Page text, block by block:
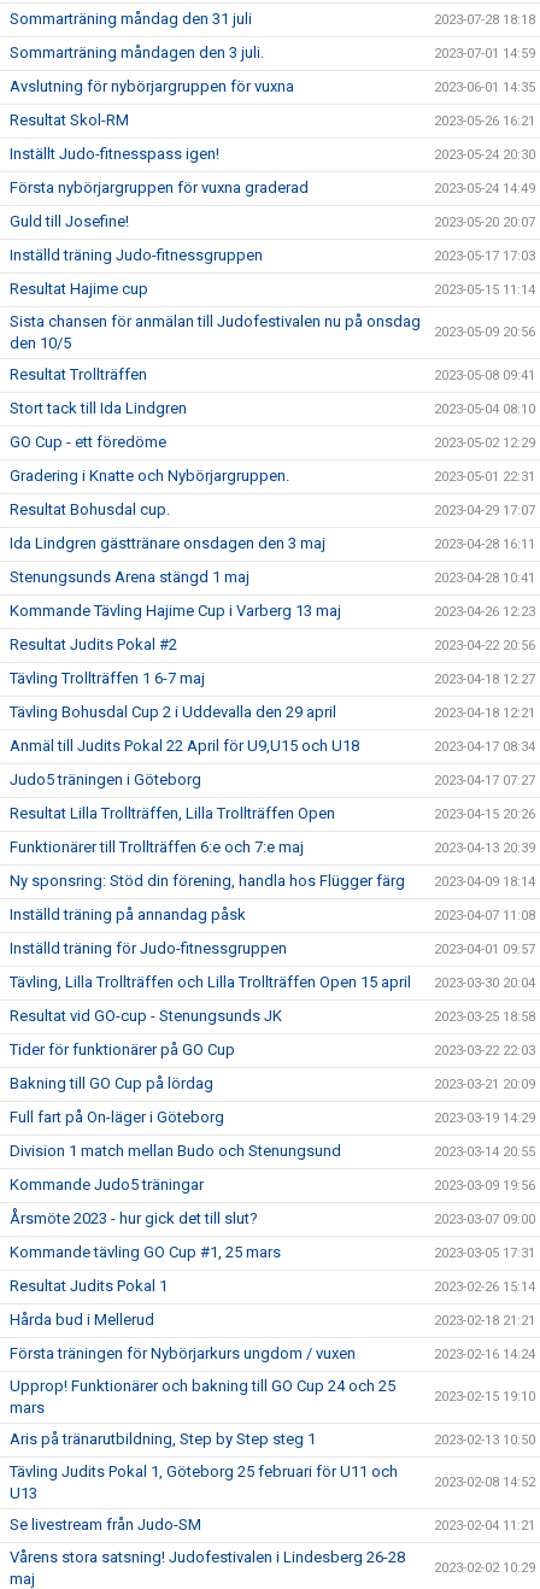
Sommarträning måndag den 31 juli 2023-07-28 18:18
Sommarträning måndagen den 3 juli. 2023-07-01 14:59
Avslutning för nybörjargruppen för vuxna 2023-06-01 14:35
Resultat Skol-RM 2023-05-26 16:21
Inställt Judo-fitnesspass igen! 2023-05-24 20:30
Första nybörjargruppen för vuxna graderad 2023-05-24 14:49
Guld till Josefine! 2023-05-20 20:07
Inställd träning Judo-fitnessgruppen 2023-05-17 17:03
Resultat Hajime cup 2023-05-15 11:14
Sista chansen för anmälan till Judofestivalen nu på onsdag
den 10/5
2023-05-09 20:56
Resultat Trollträffen 2023-05-08 09:41
Stort tack till Ida Lindgren 2023-05-04 08:10
GO Cup - ett föredöme 2023-05-02 12:29
Gradering i Knatte och Nybörjargruppen. 2023-05-01 22:31
Resultat Bohusdal cup. 2023-04-29 17:07
Ida Lindgren gästtränare onsdagen den 3 maj 2023-04-28 16:11
Stenungsunds Arena stängd 1 maj 2023-04-28 10:41
Kommande Tävling Hajime Cup i Varberg 13 maj 2023-04-26 12:23
Resultat Judits Pokal #2 2023-04-22 20:56
Tävling Trollträffen 1 6-7 maj 2023-04-18 12:27
Tävling Bohusdal Cup 2 i Uddevalla den 29 april 2023-04-18 12:21
Anmäl till Judits Pokal 22 April för U9,U15 och U18 2023-04-17 08:34
Judo5 träningen i Göteborg 2023-04-17 07:27
Resultat Lilla Trollträffen, Lilla Trollträffen Open 2023-04-15 20:26
Funktionärer till Trollträffen 6:e och 7:e maj 2023-04-13 20:39
Ny sponsring: Stöd din förening, handla hos Flügger färg 2023-04-09 18:14
Inställd träning på annandag påsk 2023-04-07 11:08
Inställd träning för Judo-fitnessgruppen 2023-04-01 09:57
Tävling, Lilla Trollträffen och Lilla Trollträffen Open 15 april 2023-03-30 20:04
Resultat vid GO-cup - Stenungsunds JK 2023-03-25 18:58
Tider för funktionärer på GO Cup 2023-03-22 22:03
Bakning till GO Cup på lördag 2023-03-21 20:09
Full fart på On-läger i Göteborg 2023-03-19 14:29
Division 1 match mellan Budo och Stenungsund 2023-03-14 20:55
Kommande Judo5 träningar 2023-03-09 19:56
Årsmöte 2023 - hur gick det till slut? 2023-03-07 09:00
Kommande tävling GO Cup #1, 25 mars 2023-03-05 17:31
Resultat Judits Pokal 1 2023-02-26 15:14
Hårda bud i Mellerud 2023-02-18 21:21
Första träningen för Nybörjarkurs ungdom / vuxen 2023-02-16 14:24
Upprop! Funktionärer och bakning till GO Cup 24 och 25
mars
2023-02-15 19:10
Aris på tränarutbildning, Step by Step steg 1 2023-02-13 10:50
Tävling Judits Pokal 1, Göteborg 25 februari för U11 och
U13
2023-02-08 14:52
Se livestream från Judo-SM 2023-02-04 11:21
Vårens stora satsning! Judofestivalen i Lindesberg 26-28
maj
2023-02-02 10:29